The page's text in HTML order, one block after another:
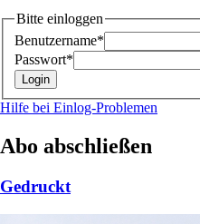
Bitte einloggen
Benutzername*
Passwort*
Hilfe bei Einlog-Problemen
Abo abschließen
Gedruckt